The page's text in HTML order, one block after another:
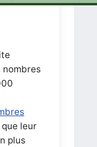
nombres
leur
plus